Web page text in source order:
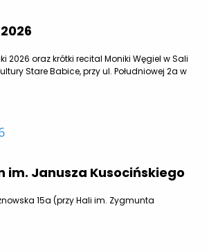
2026 oraz krótki recital Moniki Węgiel w Sali
Stare Babice, przy ul. Południowej 2a w
im. Janusza Kusocińskiego
15a (przy Hali im. Zygmunta